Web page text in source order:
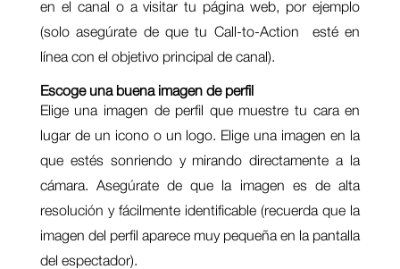
en el canal o a visitar tu página web, por ejemplo
(solo asegúrate de que tu Call-to-Action esté en
línea con el objetivo principal de canal).
Escoge una buena imagen de perfil
Elige una imagen de perfil que muestre tu cara en
lugar de un icono o un logo. Elige una imagen en la
que estés sonriendo y mirando directamente a la
cámara. Asegúrate de que la imagen es de alta
resolución y fácilmente identificable (recuerda que la
imagen del perfil aparece muy pequeña en la pantalla
del espectador).